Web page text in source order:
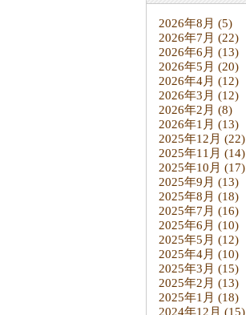
2026年8月 (5)
2026年7月 (22)
2026年6月 (13)
2026年5月 (20)
2026年4月 (12)
2026年3月 (12)
2026年2月 (8)
2026年1月 (13)
2025年12月 (22)
2025年11月 (14)
2025年10月 (17)
2025年9月 (13)
2025年8月 (18)
2025年7月 (16)
2025年6月 (10)
2025年5月 (12)
2025年4月 (10)
2025年3月 (15)
2025年2月 (13)
2025年1月 (18)
2024年12月 (15)